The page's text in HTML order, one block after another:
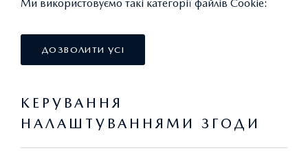
Ми використовуємо такі категорії файлів Cookie:
ДОЗВОЛИТИ УСІ
КЕРУВАННЯ
НАЛАШТУВАННЯМИ ЗГОДИ